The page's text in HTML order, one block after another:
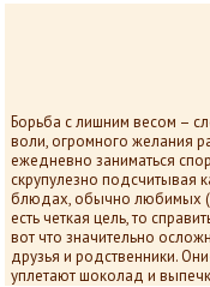
Борьба с лишним весом –
воли, огромного желания
ежедневно заниматься
скрупулезно подсчитывая
блюдах, обычно любимых
есть четкая цель, то
вот что значительно
друзья и родственники.
уплетают шоколад и